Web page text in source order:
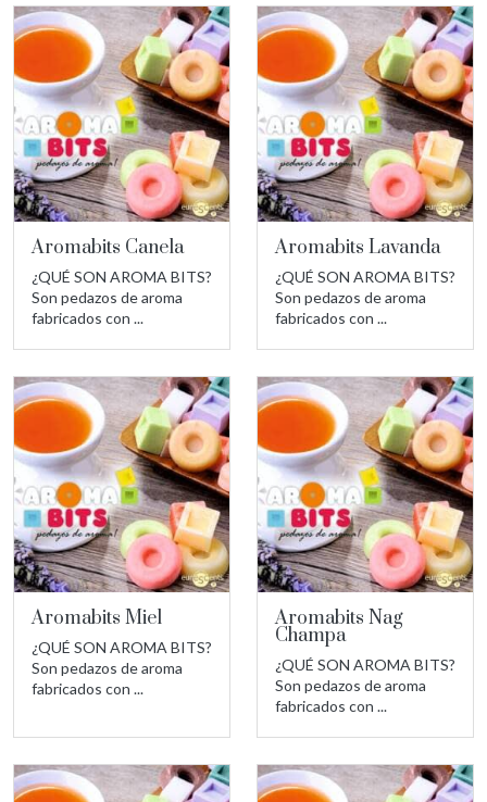
Aromabits Canela
¿QUÉ SON AROMA BITS?
Son pedazos de aroma
fabricados con ...
Aromabits Lavanda
¿QUÉ SON AROMA BITS?
Son pedazos de aroma
fabricados con ...
Aromabits Miel
¿QUÉ SON AROMA BITS?
Son pedazos de aroma
fabricados con ...
Aromabits Nag
Champa
¿QUÉ SON AROMA BITS?
Son pedazos de aroma
fabricados con ...